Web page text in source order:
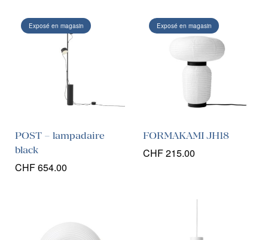
POST – lampadaire
black
CHF654.00
Exposé en magasin
FORMAKAMI JH18
CHF215.00
Exposé en magasin